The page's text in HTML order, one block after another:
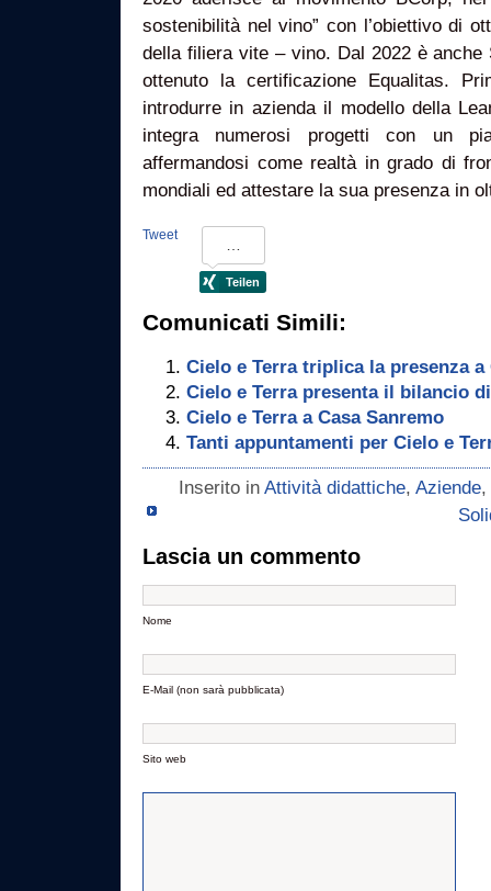
sostenibilità nel vino” con l’obiettivo di
della filiera vite – vino. Dal 2022 è anche
ottenuto la certificazione Equalitas.
introdurre in azienda il modello della
integra numerosi progetti con un
affermandosi come realtà in grado di
mondiali ed attestare la sua presenza in
Tweet
Comunicati Simili:
Cielo e Terra triplica la presenza a
Cielo e Terra presenta il bilancio
Cielo e Terra a Casa Sanremo
Tanti appuntamenti per Cielo e
Inserito in Attività didattiche, Aziende,
Lascia un commento
Nome
E-Mail (non sarà pubblicata)
Sito web